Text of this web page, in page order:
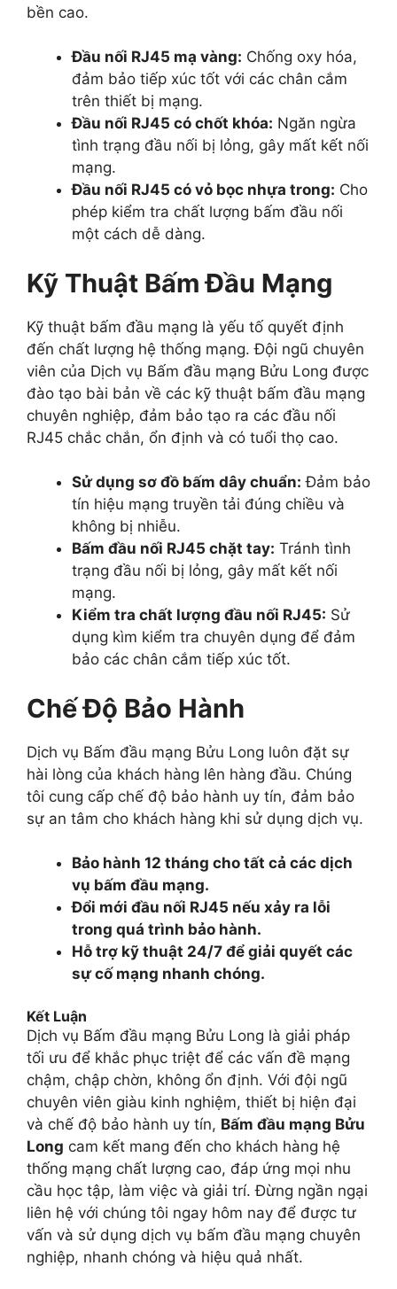
bền cao.
Đầu nối RJ45 mạ vàng: Chống oxy hóa,
đảm bảo tiếp xúc tốt với các chân cắm
trên thiết bị mạng.
Đầu nối RJ45 có chốt khóa: Ngăn ngừa
tình trạng đầu nối bị lỏng, gây mất kết nối
mạng.
Đầu nối RJ45 có vỏ bọc nhựa trong: Cho
phép kiểm tra chất lượng bấm đầu nối
một cách dễ dàng.
Kỹ Thuật Bấm Đầu Mạng
Kỹ thuật bấm đầu mạng là yếu tố quyết định
đến chất lượng hệ thống mạng. Đội ngũ chuyên
viên của Dịch vụ Bấm đầu mạng Bửu Long được
đào tạo bài bản về các kỹ thuật bấm đầu mạng
chuyên nghiệp, đảm bảo tạo ra các đầu nối
RJ45 chắc chắn, ổn định và có tuổi thọ cao.
Sử dụng sơ đồ bấm dây chuẩn: Đảm bảo
tín hiệu mạng truyền tải đúng chiều và
không bị nhiễu.
Bấm đầu nối RJ45 chặt tay: Tránh tình
trạng đầu nối bị lỏng, gây mất kết nối
mạng.
Kiểm tra chất lượng đầu nối RJ45: Sử
dụng kìm kiểm tra chuyên dụng để đảm
bảo các chân cắm tiếp xúc tốt.
Chế Độ Bảo Hành
Dịch vụ Bấm đầu mạng Bửu Long luôn đặt sự
hài lòng của khách hàng lên hàng đầu. Chúng
tôi cung cấp chế độ bảo hành uy tín, đảm bảo
sự an tâm cho khách hàng khi sử dụng dịch vụ.
Bảo hành 12 tháng cho tất cả các dịch
vụ bấm đầu mạng.
Đổi mới đầu nối RJ45 nếu xảy ra lỗi
trong quá trình bảo hành.
Hỗ trợ kỹ thuật 24/7 để giải quyết các
sự cố mạng nhanh chóng.
Kết Luận
Dịch vụ Bấm đầu mạng Bửu Long là giải pháp
tối ưu để khắc phục triệt để các vấn đề mạng
chậm, chập chờn, không ổn định. Với đội ngũ
chuyên viên giàu kinh nghiệm, thiết bị hiện đại
và chế độ bảo hành uy tín, Bấm đầu mạng Bửu
Long cam kết mang đến cho khách hàng hệ
thống mạng chất lượng cao, đáp ứng mọi nhu
cầu học tập, làm việc và giải trí. Đừng ngần ngại
liên hệ với chúng tôi ngay hôm nay để được tư
vấn và sử dụng dịch vụ bấm đầu mạng chuyên
nghiệp, nhanh chóng và hiệu quả nhất.